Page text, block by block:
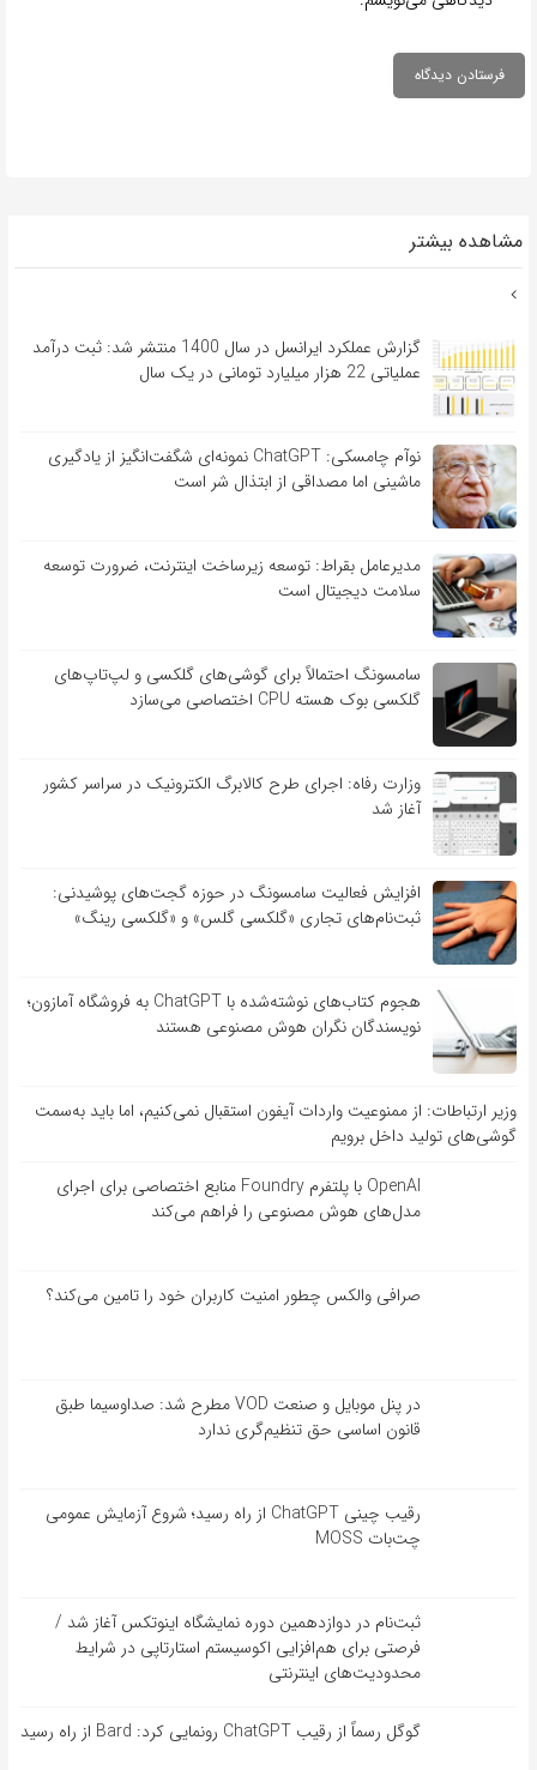
مشاهده بیشتر
گزارش عملکرد ایرانسل در سال 1400 منتشر شد: ثبت درآمد
عملیاتی 22 هزار میلیارد تومانی در یک سال
نوآم چامسکی: ChatGPT نمونه‌ای شگفت‌انگیز از یادگیری
ماشینی اما مصداقی از ابتذال شر است
مدیرعامل بقراط: توسعه زیرساخت اینترنت، ضرورت توسعه
سلامت دیجیتال است
سامسونگ احتمالاً برای گوشی‌های گلکسی و لپ‌تاپ‌های
گلکسی بوک هسته CPU اختصاصی می‌سازد
وزارت رفاه: اجرای طرح کالابرگ الکترونیک در سراسر کشور
آغاز شد
افزایش فعالیت سامسونگ در حوزه گجت‌های پوشیدنی:
ثبت‌نام‌های تجاری «گلکسی گلس» و «گلکسی رینگ»
هجوم کتاب‌های نوشته‌شده با ChatGPT به فروشگاه آمازون؛
نویسندگان نگران هوش مصنوعی هستند
وزیر ارتباطات: از ممنوعیت واردات آیفون استقبال نمی‌کنیم، اما باید به‌سمت
گوشی‌های تولید داخل برویم
OpenAI با پلتفرم Foundry منابع اختصاصی برای اجرای
مدل‌های هوش مصنوعی را فراهم می‌کند
صرافی والکس چطور امنیت کاربران خود را تامین می‌کند؟
در پنل موبایل و صنعت VOD مطرح شد: صداوسیما طبق
قانون اساسی حق تنظیم‌گری ندارد
رقیب چینی ChatGPT از راه رسید؛ شروع آزمایش عمومی
چت‌بات MOSS
ثبت‌نام در دوازدهمین دوره نمایشگاه اینوتکس آغاز شد /
فرصتی برای هم‌افزایی اکوسیستم استارتاپی در شرایط
محدودیت‌های اینترنتی
گوگل رسماً از رقیب ChatGPT رونمایی کرد: Bard از راه رسید